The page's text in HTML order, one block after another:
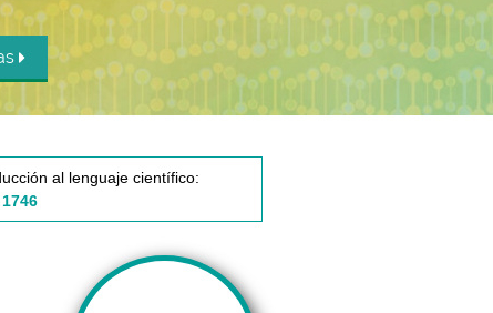
al lenguaje científico: